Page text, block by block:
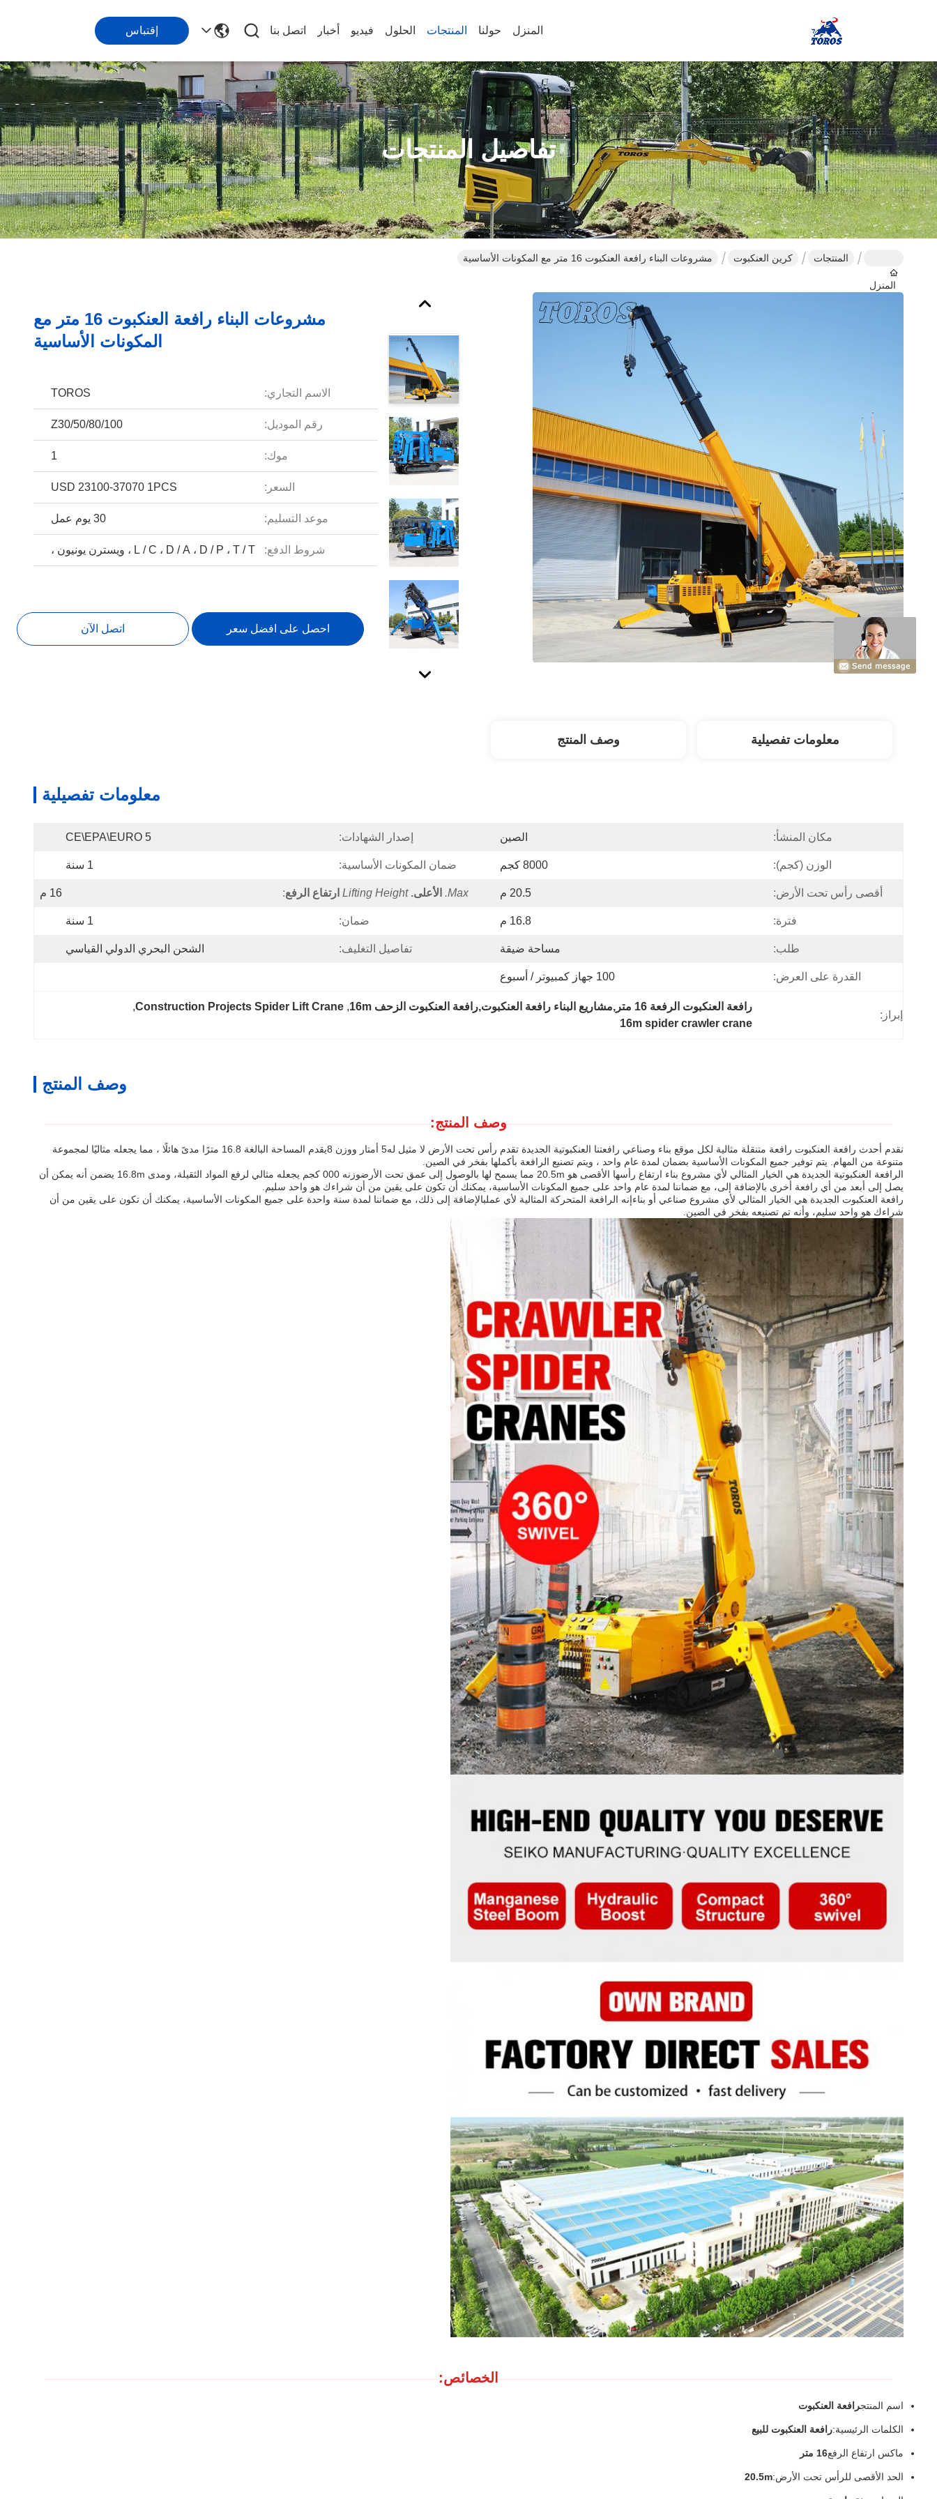
المنزل حولنا المنتجات الحلول فيديو أخبار اتصل بنا إقتباس
تفاصيل المنتجات
المنزل
المنتجات كرين العنكبوت مشروعات البناء رافعة العنكبوت 16 متر مع المكونات الأساسية
مشروعات البناء رافعة العنكبوت 16 متر مع
المكونات الأساسية
الاسم التجاري: TOROS
رقم الموديل: Z30/50/80/100
موك: 1
السعر: USD 23100-37070 1PCS
موعد التسليم: 30 يوم عمل
شروط الدفع: L / C ، D / A ، D / P ، T / T ، ويسترن يونيون ،
احصل على افضل سعر اتصل الآن
معلومات تفصيلية وصف المنتج
معلومات تفصيلية
مكان المنشأ: الصين إصدار الشهادات: CE\EPA\EURO 5
الوزن (كجم): 8000 كجم ضمان المكونات الأساسية: 1 سنة
أقصى رأس تحت الأرض: 20.5 م Max. الأعلى. Lifting Height ارتفاع الرفع: 16 م
فترة: 16.8 م ضمان: 1 سنة
طلب: مساحة ضيقة تفاصيل التغليف: الشحن البحري الدولي القياسي
القدرة على العرض: 100 جهاز كمبيوتر / أسبوع
إبراز:
رافعة العنكبوت الرفعة 16 متر,مشاريع البناء رافعة العنكبوت,رافعة العنكبوت الزحف 16m ,
Construction Projects Spider Lift Crane
,
16m spider crawler crane
وصف المنتج
وصف المنتج:
نقدم أحدث رافعة العنكبوت رافعة متنقلة مثالية لكل موقع بناء وصناعي رافعتنا العنكبوتية الجديدة تقدم رأس تحت الأرض لا مثيل له5 أمتار ووزن 8يقدم المساحة البالغة 16.8 مترًا مدىً هائلًا ، مما يجعله مثاليًا لمجموعة
متنوعة من المهام. يتم توفير جميع المكونات الأساسية بضمان لمدة عام واحد ، ويتم تصنيع الرافعة بأكملها بفخر في الصين.
الرافعة العنكبوتية الجديدة هي الخيار المثالي لأي مشروع بناء ارتفاع رأسها الأقصى هو 20.5m مما يسمح لها بالوصول إلى عمق تحت الأرضوزنه 000 كجم يجعله مثالي لرفع المواد الثقيلة، ومدى 16.8m يضمن أنه يمكن أن
يصل إلى أبعد من أي رافعة أخرى بالإضافة إلى، مع ضماننا لمدة عام واحد على جميع المكونات الأساسية، يمكنك أن تكون على يقين من أن شراءك هو واحد سليم.
رافعة العنكبوت الجديدة هي الخيار المثالي لأي مشروع صناعي أو بناءإنه الرافعة المتحركة المثالية لأي عملبالإضافة إلى ذلك، مع ضماننا لمدة سنة واحدة على جميع المكونات الأساسية، يمكنك أن تكون على يقين من أن
شراءك هو واحد سليم، وأنه تم تصنيعه بفخر في الصين.
الخصائص:
اسم المنتجرافعة العنكبوت
الكلمات الرئيسية:رافعة العنكبوت للبيع
ماكس ارتفاع الرفع16 متر
الحد الأقصى للرأس تحت الأرض:20.5m